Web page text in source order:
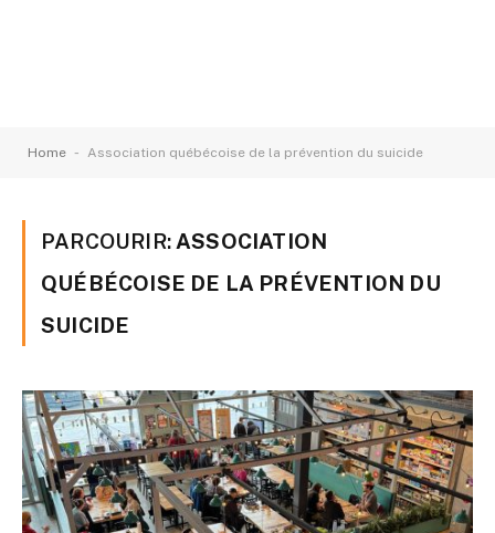
Home - Association québécoise de la prévention du suicide
PARCOURIR: ASSOCIATION
QUÉBÉCOISE DE LA PRÉVENTION DU
SUICIDE